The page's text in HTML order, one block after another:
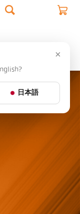
×
日本語